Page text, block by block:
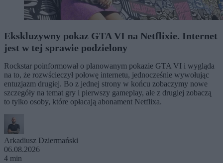
Ekskluzywny pokaz GTA VI na Netflixie. Internet
jest w tej sprawie podzielony
Rockstar poinformował o planowanym pokazie GTA VI i wygląda
na to, że rozwścieczył połowę internetu, jednocześnie wywołując
entuzjazm drugiej. Bo z jednej strony w końcu zobaczymy nowe
szczegóły na temat gry i pierwszy gameplay, ale z drugiej zobaczą
to tylko osoby, które opłacają abonament Netflixa.
Arkadiusz Dziermański
06.08.2026
4 min